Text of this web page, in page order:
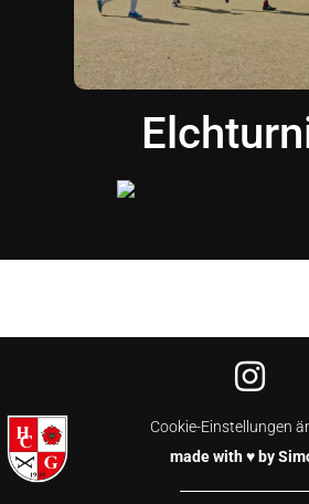
Cookie-Einstellungen
made with ♥ by